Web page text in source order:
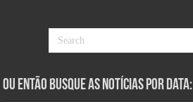
Ou Então Busque as Notícias Por Data: